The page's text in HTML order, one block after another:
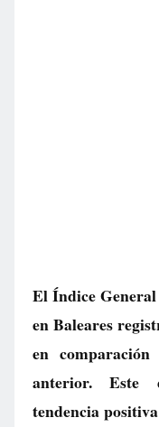
El Índice
en Baleares
en
anterior. Este
tendencia